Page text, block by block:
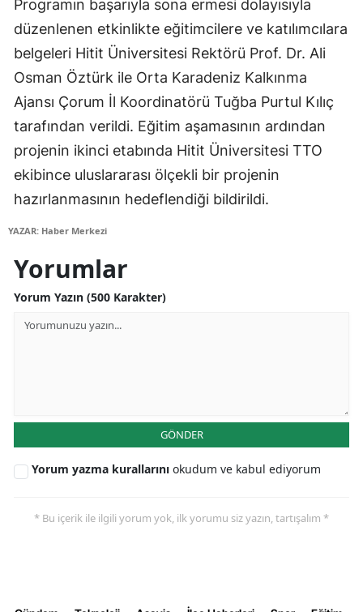
Sivas
Tekirdağ
Tokat
Trabzon
Tunceli
Şanlıurfa
Kırıkkale
Batman
Programın başarıyla sona ermesi dolayısıyla
düzenlenen etkinlikte eğitimcilere ve katılımcılara
belgeleri Hitit Üniversitesi Rektörü Prof. Dr. Ali
Osman Öztürk ile Orta Karadeniz Kalkınma
Ajansı Çorum İl Koordinatörü Tuğba Purtul Kılıç
tarafından verildi. Eğitim aşamasının ardından
projenin ikinci etabında Hitit Üniversitesi TTO
ekibince uluslararası ölçekli bir projenin
hazırlanmasının hedeflendiği bildirildi.
YAZAR: Haber Merkezi
Yorumlar
Yorum Yazın (500 Karakter)
GÖNDER
Yorum yazma kurallarını okudum ve kabul ediyorum
* Bu içerik ile ilgili yorum yok, ilk yorumu siz yazın, tartışalım *